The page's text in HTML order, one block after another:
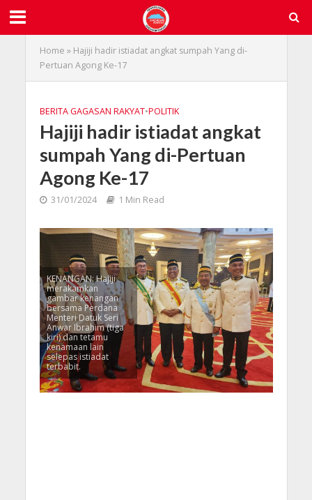
Home » Hajiji hadir istiadat angkat sumpah Yang di-
Pertuan Agong Ke-17
BERITA GAGASAN RAKYAT•POLITIK
Hajiji hadir istiadat angkat
sumpah Yang di-Pertuan
Agong Ke-17
31/01/2024 1 Min Read
KENANGAN: Hajiji
merakamkan
gambar kenangan
bersama Perdana
Menteri Datuk Seri
Anwar Ibrahim (tiga
kiri) dan tetamu
kenamaan lain
selepas istiadat
terbabit.